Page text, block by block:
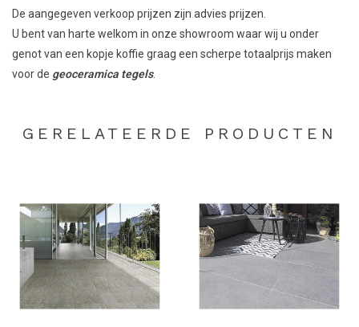
De aangegeven verkoop prijzen zijn advies prijzen.
U bent van harte welkom in onze showroom waar wij u onder
genot van een kopje koffie graag een scherpe totaalprijs maken
voor de geoceramica tegels.
GERELATEERDE PRODUCTEN